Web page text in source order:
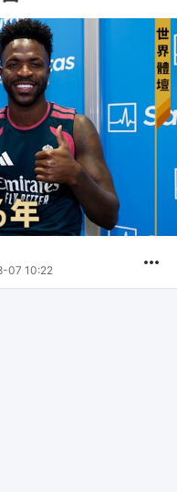
07 10:22